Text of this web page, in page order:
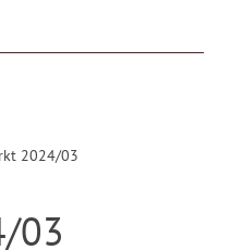
2024/03
03